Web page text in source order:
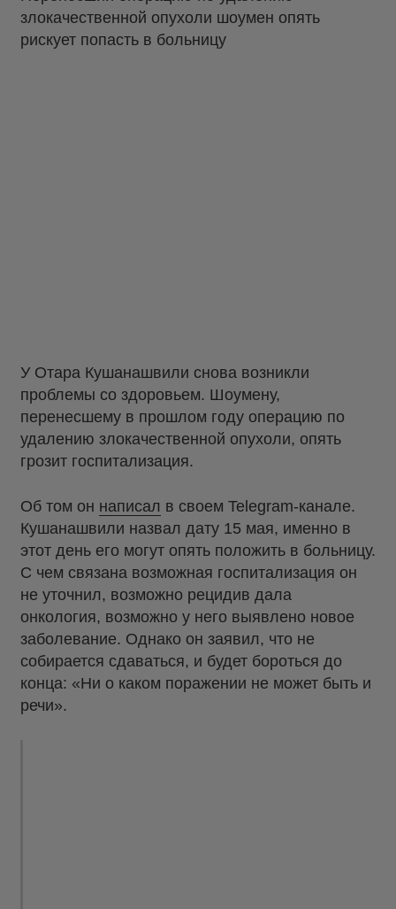
злокачественной опухоли шоумен опять
рискует попасть в больницу
У Отара Кушанашвили снова возникли
проблемы со здоровьем. Шоумену,
перенесшему в прошлом году операцию по
удалению злокачественной опухоли, опять
грозит госпитализация.
Об том он написал в своем Telegram-канале.
Кушанашвили назвал дату 15 мая, именно в
этот день его могут опять положить в больницу.
С чем связана возможная госпитализация он
не уточнил, возможно рецидив дала
онкология, возможно у него выявлено новое
заболевание. Однако он заявил, что не
собирается сдаваться, и будет бороться до
конца: «Ни о каком поражении не может быть и
речи».